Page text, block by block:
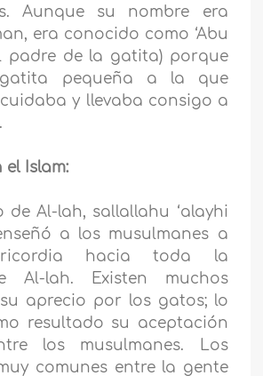
Aunque su nombre era
era conocido como ‘Abu
padre de la gatita) porque
pequeña a la que
y llevaba consigo a
el Islam:
de Al-lah, sallallahu ‘alayhi
a los musulmanes a
hacia toda la
Al-lah. Existen muchos
aprecio por los gatos; lo
resultado su aceptación
los musulmanes. Los
comunes entre la gente